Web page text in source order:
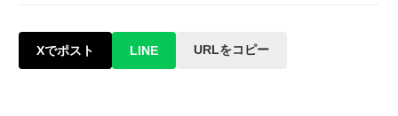
Xでポスト LINE URLをコピー